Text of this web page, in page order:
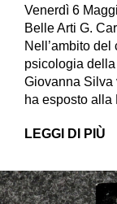
Venerdì 6
Belle Arti G.
Nell’ambito
psicologia
Giovanna Silva
ha esposto
LEGGI DI PIÙ